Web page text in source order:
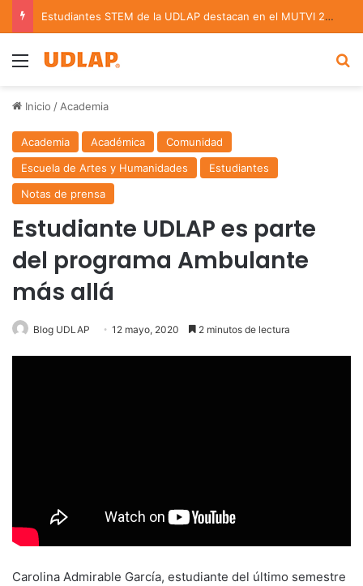
Estudiantes STEM de la UDLAP destacan en el MUTVI 2026
Menu
Inicio / Academia
Academia Académica
Comunidad
Escuela de Artes y Humanidades
Estudiantes
Notas de prensa
Estudiante UDLAP es parte
del programa Ambulante
más allá
Blog UDLAP 12 mayo, 2020 2 minutos de lectura
Carolina Admirable García, estudiante del último semestre